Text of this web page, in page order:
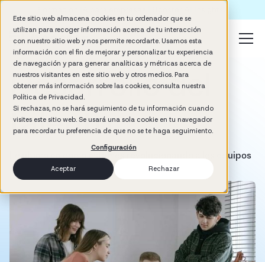
Este sitio web almacena cookies en tu ordenador que se
utilizan para recoger información acerca de tu interacción
con nuestro sitio web y nos permite recordarte. Usamos esta
información con el fin de mejorar y personalizar tu experiencia
de navegación y para generar analíticas y métricas acerca de
nuestros visitantes en este sitio web y otros medios. Para
obtener más información sobre las cookies, consulta nuestra
Política de Privacidad.
Si rechazas, no se hará seguimiento de tu información cuando
visites este sitio web. Se usará una sola cookie en tu navegador
para recordar tu preferencia de que no se te haga seguimiento.
Configuración
Aceptar Rechazar
Desarrollo del
talento
Lo último en cómo estamos revolucionando a los equipos